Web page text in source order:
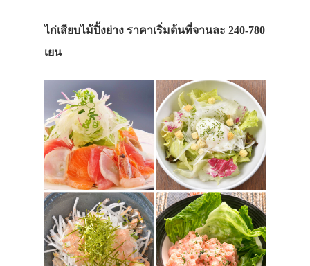
ไก่เสียบไม้ปิ้งย่าง ราคาเริ่มต้นที่จานละ 240-780
เยน